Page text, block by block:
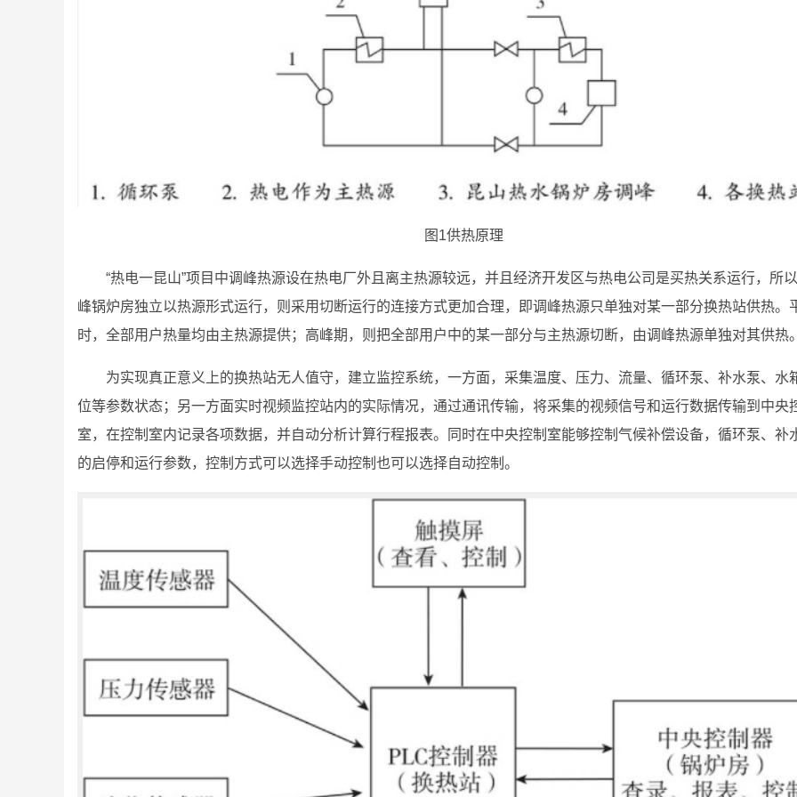
图1供热原理
“热电一昆山”项目中调峰热源设在热电厂外且离主热源较远，并且经济开发区与热电公司是买热关系运行，所
峰锅炉房独立以热源形式运行，则采用切断运行的连接方式更加合理，即调峰热源只单独对某一部分换热站供热。
时，全部用户热量均由主热源提供；高峰期，则把全部用户中的某一部分与主热源切断，由调峰热源单独对其供热。
为实现真正意义上的换热站无人值守，建立监控系统，一方面，采集温度、压力、流量、循环泵、补水泵、水
位等参数状态；另一方面实时视频监控站内的实际情况，通过通讯传输，将采集的视频信号和运行数据传输到中央
室，在控制室内记录各项数据，并自动分析计算行程报表。同时在中央控制室能够控制气候补偿设备，循环泵、补
的启停和运行参数，控制方式可以选择手动控制也可以选择自动控制。